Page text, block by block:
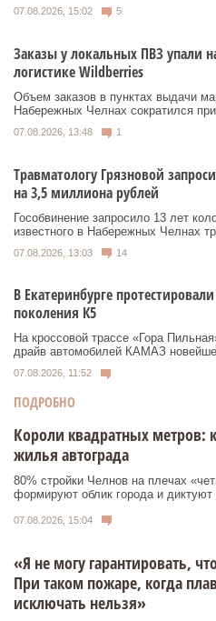
07.08.2026, 15:02 5
Заказы у локальных ПВЗ упали
логистике Wildberries
Объем заказов в пунктах выдачи
Набережных Челнах сократился
07.08.2026, 13:48 1
Травматологу Грязновой
на 3,5 миллиона рублей
Гособвинение запросило 13 лет
известного в Набережных Челнах
07.08.2026, 13:03 14
В Екатеринбурге
поколения К5
На кроссовой трассе «Гора
драйв автомобилей КАМАЗ
07.08.2026, 11:52
ПОДРОБНО
Короли квадратных
жилья автограда
80% стройки Челнов на плечах
формируют облик города и диктуют
07.08.2026, 15:04
«Я не могу гарантировать,
При таком пожаре, когда
исключать нельзя»